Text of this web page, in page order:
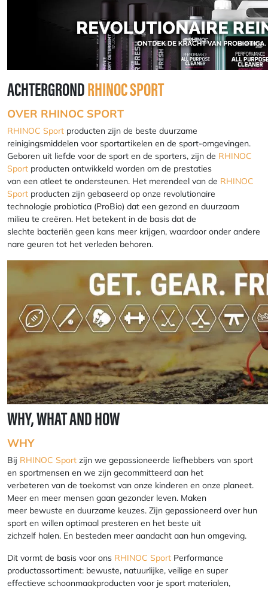
ACHTERGRONDRHINOC SPORT
OVER RHINOC SPORT
RHINOC Sport producten zijn de beste duurzame
reinigingsmiddelen voor sportartikelen en de sport-omgevingen.
Geboren uit liefde voor de sport en de sporters, zijn de RHINOC
Sport producten ontwikkeld worden om de prestaties
van een atleet te ondersteunen. Het merendeel van de RHINOC
Sport producten zijn gebaseerd op onze revolutionaire
technologie probiotica (ProBio) dat een gezond en duurzaam
milieu te creëren. Het betekent in de basis dat de
slechte bacteriën geen kans meer krijgen, waardoor onder andere
nare geuren tot het verleden behoren.
WHY, WHAT AND HOW
WHY
Bij RHINOC Sport zijn we gepassioneerde liefhebbers van sport
en sportmensen en we zijn gecommitteerd aan het
verbeteren van de toekomst van onze kinderen en onze planeet.
Meer en meer mensen gaan gezonder leven. Maken
meer bewuste en duurzame keuzes. Zijn gepassioneerd over hun
sport en willen optimaal presteren en het beste uit
zichzelf halen. En besteden meer aandacht aan hun omgeving.
Dit vormt de basis voor ons RHINOC Sport Performance
productassortiment: bewuste, natuurlijke, veilige en super
effectieve schoonmaakproducten voor je sport materialen,